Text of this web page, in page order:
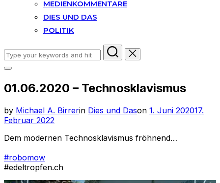
MEDIENKOMMENTARE
DIES UND DAS
POLITIK
Search
for:
Toggle
&
01.06.2020 – Technosklavismus
by Michael A. Birrerin Dies und Dason Posted
1. Juni 202017.
Februar 2022
Dem modernen Technosklavismus fröhnend…
#robomow
#edeltropfen.ch